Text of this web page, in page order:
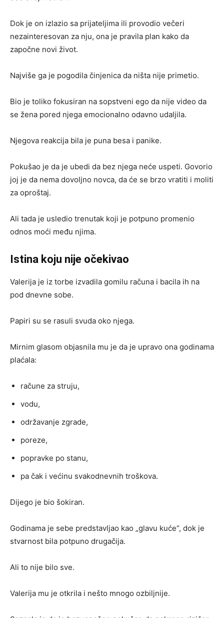
Dok je on izlazio sa prijateljima ili provodio večeri
nezainteresovan za nju, ona je pravila plan kako da
započne novi život.
Najviše ga je pogodila činjenica da ništa nije primetio.
Bio je toliko fokusiran na sopstveni ego da nije video da
se žena pored njega emocionalno odavno udaljila.
Njegova reakcija bila je puna besa i panike.
Pokušao je da je ubedi da bez njega neće uspeti. Govorio
joj je da nema dovoljno novca, da će se brzo vratiti i moliti
za oproštaj.
Ali tada je usledio trenutak koji je potpuno promenio
odnos moći među njima.
Istina koju nije očekivao
Valerija je iz torbe izvadila gomilu računa i bacila ih na
pod dnevne sobe.
Papiri su se rasuli svuda oko njega.
Mirnim glasom objasnila mu je da je upravo ona godinama
plaćala:
račune za struju,
vodu,
održavanje zgrade,
poreze,
popravke po stanu,
pa čak i većinu svakodnevnih troškova.
Dijego je bio šokiran.
Godinama je sebe predstavljao kao „glavu kuće“, dok je
stvarnost bila potpuno drugačija.
Ali to nije bilo sve.
Valerija mu je otkrila i nešto mnogo ozbiljnije.